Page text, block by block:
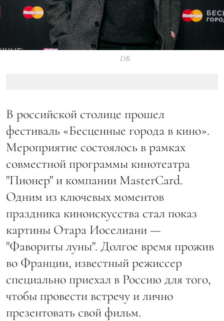
DR
В российской столице прошел
фестиваль «Бесценные города в кино».
Мероприятие состоялось в рамках
совместной программы кинотеатра
"Пионер" и компании MasterCard.
Одним из ключевых моментов
праздника киноискусства стал показ
картины Отара Иоселиани —
"Фавориты луны". Долгое время прожив
во Франции, известный режиссер
специально приехал в Россию для того,
чтобы провести встречу и лично
презентовать свой фильм.